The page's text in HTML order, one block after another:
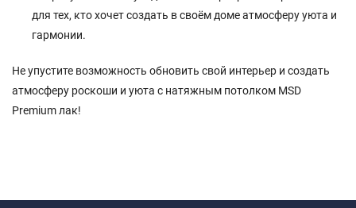
для тех, кто хочет создать в своём доме атмосферу уюта и
гармонии.
Не упустите возможность обновить свой интерьер и создать
атмосферу роскоши и уюта с натяжным потолком MSD
Premium лак!